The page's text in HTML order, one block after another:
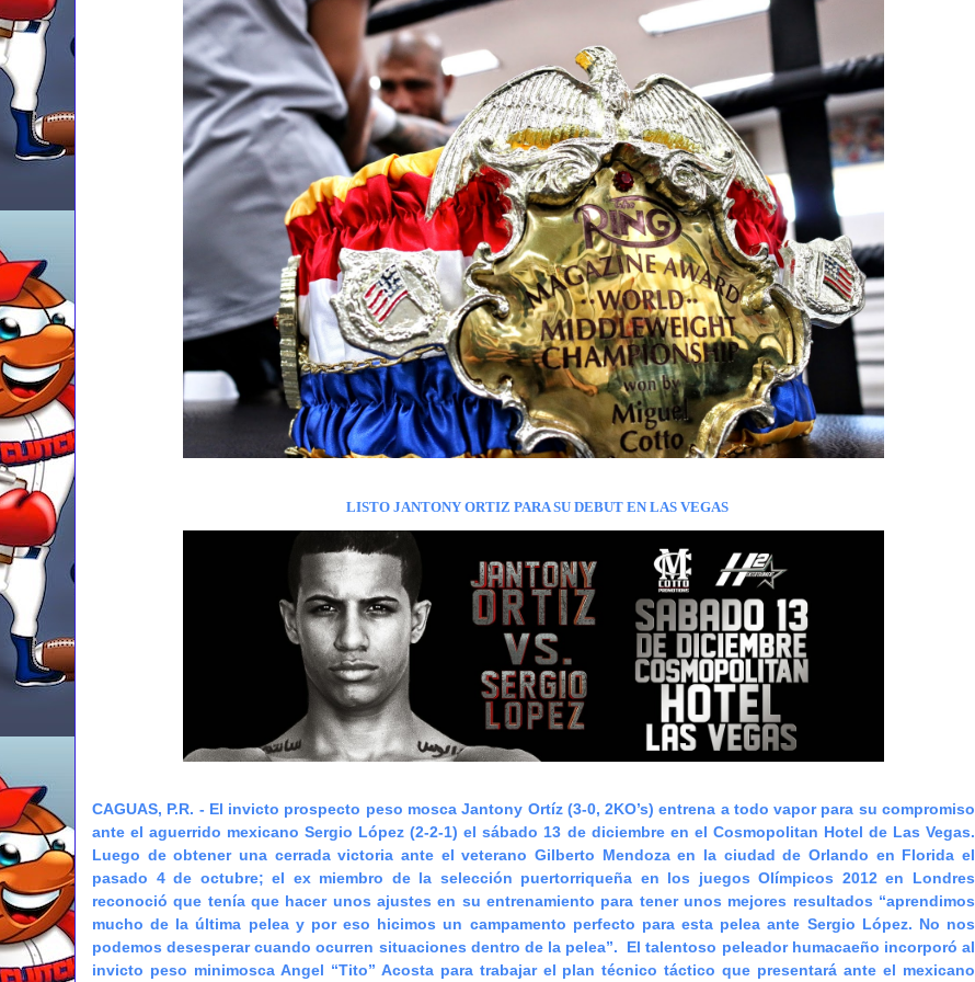
LISTO JANTONY ORTIZ PARA SU DEBUT EN LAS VEGAS
CAGUAS, P.R. - El invicto prospecto peso mosca Jantony Ortíz (3-0, 2KO’s) entrena a todo vapor para su compromiso
ante el aguerrido mexicano Sergio López (2-2-1) el sábado 13 de diciembre en el Cosmopolitan Hotel de Las Vegas.
Luego de obtener una cerrada victoria ante el veterano Gilberto Mendoza en la ciudad de Orlando en Florida el
pasado 4 de octubre; el ex miembro de la selección puertorriqueña en los juegos Olímpicos 2012 en Londres
reconoció que tenía que hacer unos ajustes en su entrenamiento para tener unos mejores resultados “aprendimos
mucho de la última pelea y por eso hicimos un campamento perfecto para esta pelea ante Sergio López. No nos
podemos desesperar cuando ocurren situaciones dentro de la pelea”.
El talentoso peleador humacaeño incorporó al
invicto peso minimosca Angel “Tito” Acosta para trabajar el plan técnico táctico que presentará ante el mexicano